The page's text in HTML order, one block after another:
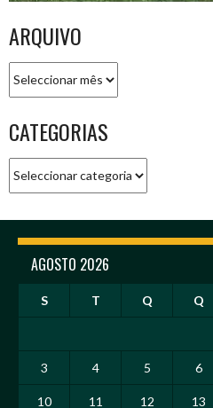
ARQUIVO
CATEGORIAS
AGOSTO 2026
S T Q Q
3 4 5 6
10 11 12 13